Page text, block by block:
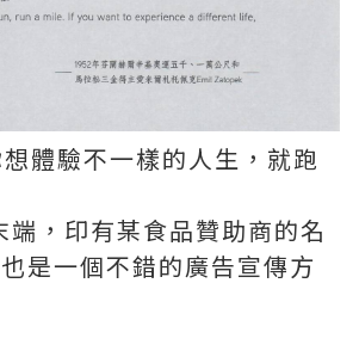
體驗不一樣的人生，就跑
端，印有某食品贊助商的名
是一個不錯的廣告宣傳方